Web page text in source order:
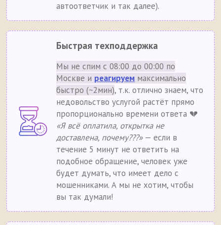
автоответчик и так далее).
Быстрая техподдержка
Мы не спим с 08:00 до 00:00 по
Москве и реагируем максимально
быстро (~2мин), т.к. отлично знаем, что
недовольство услугой растёт прямо
пропорционально времени ответа 💔
«Я всё оплатила, открытка не
доставлена, почему???»— если в
течение 5 минут не ответить на
подобное обращение, человек уже
будет думать, что имеет дело с
мошенниками. А мы не хотим, чтобы
вы так думали!